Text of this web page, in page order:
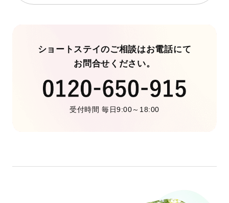
ショートステイのご相談はお電話にて
お問合せください。
受付時間 毎日9:00～18:00